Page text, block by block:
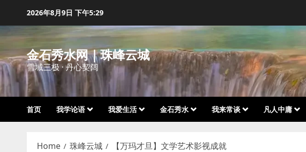
content
2026年8月9日 下午5:29
金石秀水网｜珠峰云城
雪域三极 · 丹心契阔
首页 我学论语 我爱生活 金石秀水 我来常谈 凡人中庸
Home 珠峰云城 【万玛才旦】文学艺术影视成就